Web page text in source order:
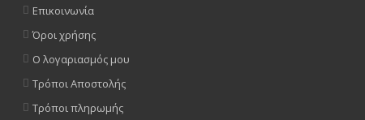
Επικοινωνία
Όροι χρήσης
Ο λογαριασμός μου
Τρόποι Αποστολής
Τρόποι πληρωμής